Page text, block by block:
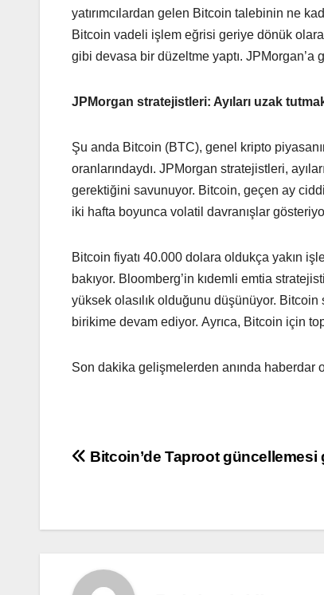
yatırımcılardan gelen Bitcoin talebinin ne
Bitcoin vadeli işlem eğrisi geriye dönük
gibi devasa bir düzeltme yaptı.
JPMorgan stratejistleri: Ayıları uzak
Şu anda Bitcoin (BTC), genel kripto
oranlarındaydı. JPMorgan stratejistleri,
gerektiğini savunuyor. Bitcoin, geçen ay
iki hafta boyunca volatil davranışlar
Bitcoin fiyatı 40.000 dolara oldukça yakın
bakıyor. Bloomberg’in kıdemli emtia
yüksek olasılık olduğunu düşünüyor.
birikime devam ediyor. Ayrıca, Bitcoin için
Son dakika gelişmelerden anında haberdar
Yazı
Bitcoin’de Taproot güncellemesi